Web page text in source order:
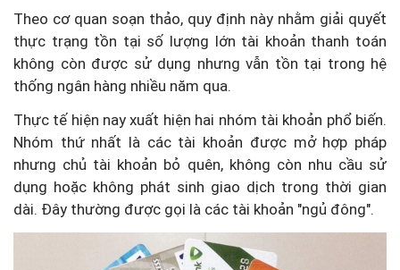
Theo cơ quan soạn thảo, quy định này nhằm giải quyết
thực trạng tồn tại số lượng lớn tài khoản thanh toán
không còn được sử dụng nhưng vẫn tồn tại trong hệ
thống ngân hàng nhiều năm qua.
Thực tế hiện nay xuất hiện hai nhóm tài khoản phổ biến.
Nhóm thứ nhất là các tài khoản được mở hợp pháp
nhưng chủ tài khoản bỏ quên, không còn nhu cầu sử
dụng hoặc không phát sinh giao dịch trong thời gian
dài. Đây thường được gọi là các tài khoản "ngủ đông".